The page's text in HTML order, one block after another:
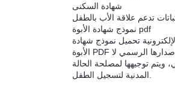
شهادة السكنى
تدعم علاقة الأب بالطفل
نموذج شهادة الأبوة pdf
تحميل نموذج شهادة
الأبوة PDF قابل للطباعة، غير أن إصدارها الرسمي لا
ويتم توجيهها لمصلحة الحالة